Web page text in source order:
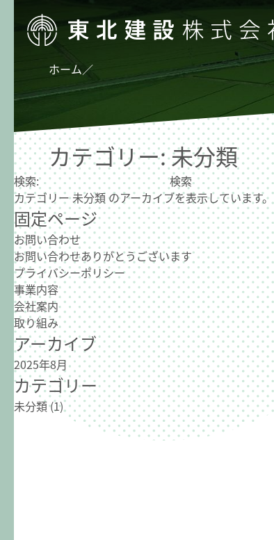
ホーム／
カテゴリー:未分類
検索:
カテゴリー 未分類 のアーカイブを表示しています。
固定ページ
お問い合わせ
お問い合わせありがとうございます
プライバシーポリシー
事業内容
会社案内
取り組み
アーカイブ
2025年8月
カテゴリー
未分類(1)